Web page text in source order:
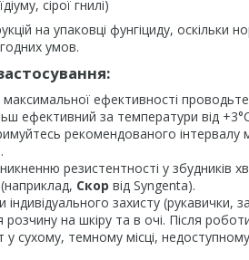
сірої гнилі)
на упаковці фунгіциду,
умов.
ефективності
ефективний за температури від
рекомендованого інтервалу
резистентності у збудників
Скор від Syngenta).
захисту (рукавички,
на шкіру та в очі. Після
у сухому, темному місці,